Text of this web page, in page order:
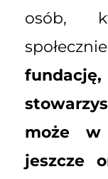
osób,
może w
jeszcze